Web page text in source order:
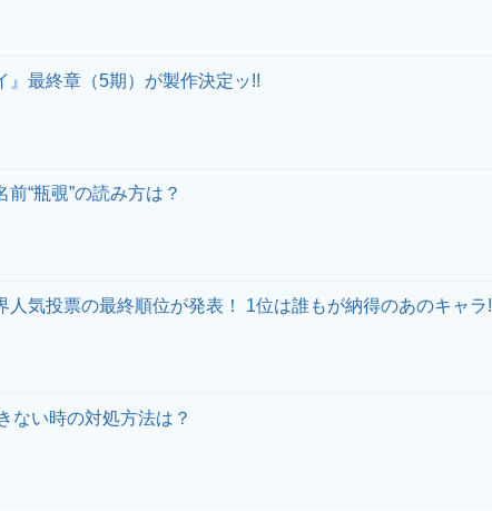
』最終章（5期）が製作決定ッ!!
前“瓶覗”の読み方は？
人気投票の最終順位が発表！ 1位は誰もが納得のあのキャラ
ない時の対処方法は？